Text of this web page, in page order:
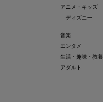
アニメ・キッズ
ディズニー
音楽
エンタメ
生活・趣味・教養
アダルト